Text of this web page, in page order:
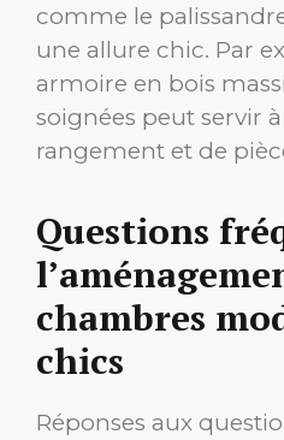
comme le
une allure chic. Par
armoire en bois
soignées peut servir
rangement et de
Questions
chambres
chics
Réponses aux